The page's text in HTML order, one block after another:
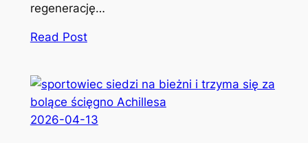
regenerację…
Read Post
2026-04-13